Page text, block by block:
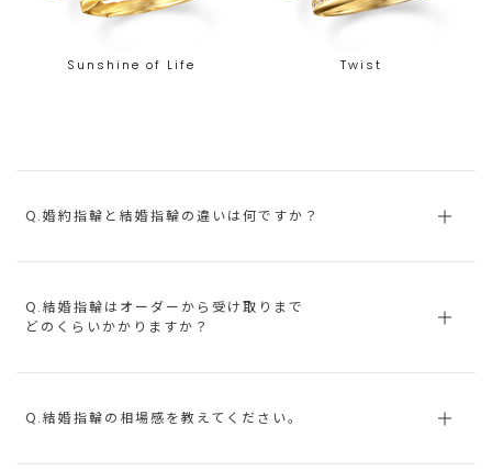
Sunshine of Life Twist
Q.婚約指輪と結婚指輪の違いは何ですか？
Q.結婚指輪はオーダーから受け取りまで
どのくらいかかりますか？
Q.結婚指輪の相場感を教えてください。